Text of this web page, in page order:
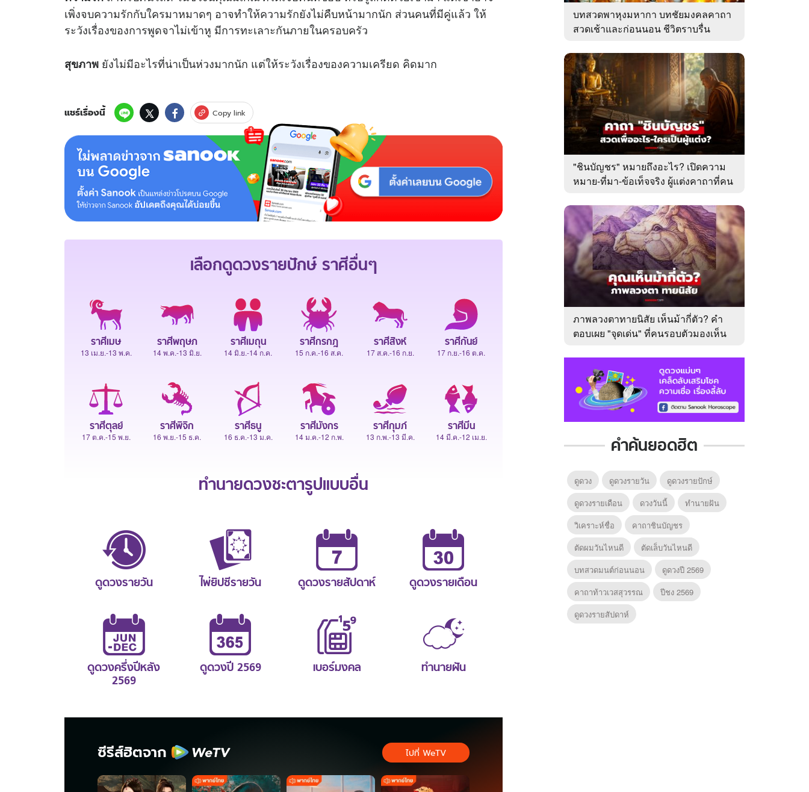
เพิ่งจบความรักกับใครมาหมาดๆ อาจทำให้ความรักยังไม่คืบหน้ามากนัก ส่วนคนที่มีคู่แล้ว ให้
ระวังเรื่องของการพูดจาไม่เข้าหู มีการทะเลาะกันภายในครอบครัว
สุขภาพ ยังไม่มีอะไรที่น่าเป็นห่วงมากนัก แต่ให้ระวังเรื่องของความเครียด คิดมาก
แชร์เรื่องนี้ Copy link
เลือกดูดวงรายปักษ์ราศีอื่นๆ
ราศีเมษ
13 เม.ย.-13 พ.ค.
ราศีพฤษภ
14 พ.ค.-13 มิ.ย.
ราศีเมถุน
14 มิ.ย.-14 ก.ค.
ราศีกรกฎ
15 ก.ค.-16 ส.ค.
ราศีสิงห์
17 ส.ค.-16 ก.ย.
ราศีกันย์
17 ก.ย.-16 ต.ค.
ราศีตุลย์
17 ต.ค.-15 พ.ย.
ราศีพิจิก
16 พ.ย.-15 ธ.ค.
ราศีธนู
16 ธ.ค.-13 ม.ค.
ราศีมังกร
14 ม.ค.-12 ก.พ.
ราศีกุมภ์
13 ก.พ.-13 มี.ค.
ราศีมีน
14 มี.ค.-12 เม.ย.
ทำนายดวงชะตารูปแบบอื่น
ดูดวงรายวัน ไพ่ยิปซีรายวัน ดูดวงรายสัปดาห์ ดูดวงรายเดือน
ดูดวงครึ่งปีหลัง
2569
ดูดวงปี 2569 เบอร์มงคล ทำนายฝัน
ซีรีส์ฮิตจาก ไปที่ WeTV
บทสวดพาหุงมหากา บทชัยมงคลคาถา
สวดเช้าและก่อนนอน ชีวิตราบรื่น
"ชินบัญชร" หมายถึงอะไร? เปิดความ
หมาย-ที่มา-ข้อเท็จจริง ผู้แต่งคาถาที่คน
ภาพลวงตาทายนิสัย เห็นม้ากี่ตัว? คำ
ตอบเผย "จุดเด่น" ที่คนรอบตัวมองเห็น
คำค้นยอดฮิต
ดูดวง ดูดวงรายวัน
ดูดวงรายปักษ์
ดูดวงรายเดือน
ดวงวันนี้
ทํานายฝัน
วิเคราะห์ชื่อ
คาถาชินบัญชร
ตัดผมวันไหนดี
ตัดเล็บวันไหนดี
บทสวดมนต์ก่อนนอน
ดูดวงปี 2569
คาถาท้าวเวสสุวรรณ
ปีชง 2569
ดูดวงรายสัปดาห์